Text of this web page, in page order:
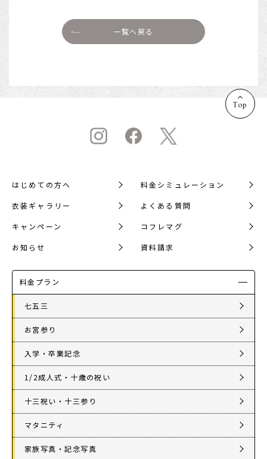
一覧へ戻る
Top
はじめての方へ 料金シミュレーション
衣装ギャラリー よくある質問
キャンペーン コフレマグ
お知らせ 資料請求
料金プラン
七五三
お宮参り
入学・卒業記念
1/2成人式・十歳の祝い
十三祝い・十三参り
マタニティ
家族写真・記念写真